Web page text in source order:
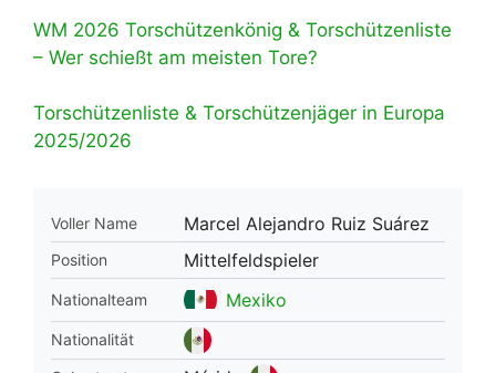
WM 2026 Torschützenkönig & Torschützenliste
– Wer schießt am meisten Tore?
Torschützenliste & Torschützenjäger in Europa
2025/2026
Voller Name Marcel Alejandro Ruiz Suárez
Position Mittelfeldspieler
Nationalteam Mexiko
Nationalität